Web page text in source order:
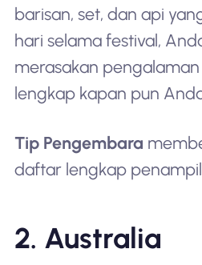
barisan, set, dan api
hari selama festival,
merasakan
lengkap kapan pun
Tip Pengembara
daftar lengkap
2. Australia